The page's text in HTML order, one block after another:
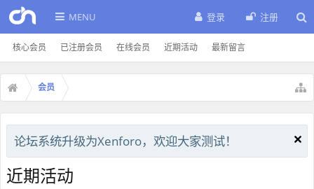
MENU
核心会员 已注册会员 在线会员 近期活动 最新留言
登录 注册
会员
论坛系统升级为Xenforo，欢迎大家测试！
近期活动